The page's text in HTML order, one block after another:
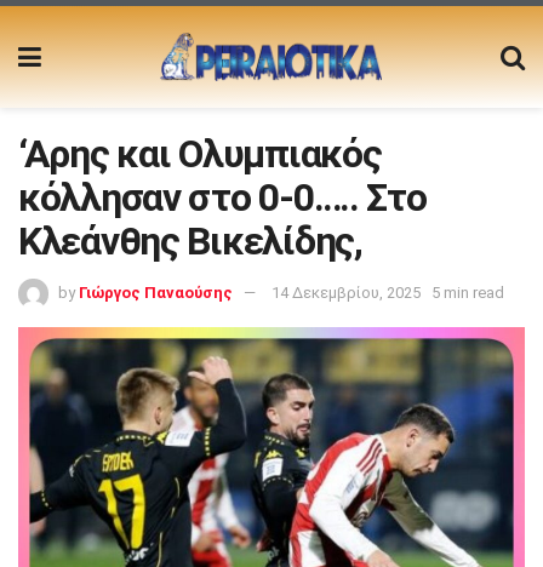
‘Αρης και Ολυμπιακός
κόλλησαν στο 0-0….. Στο
Κλεάνθης Βικελίδης,
by Γιώργος Παναούσης 14 Δεκεμβρίου, 2025 5 min read